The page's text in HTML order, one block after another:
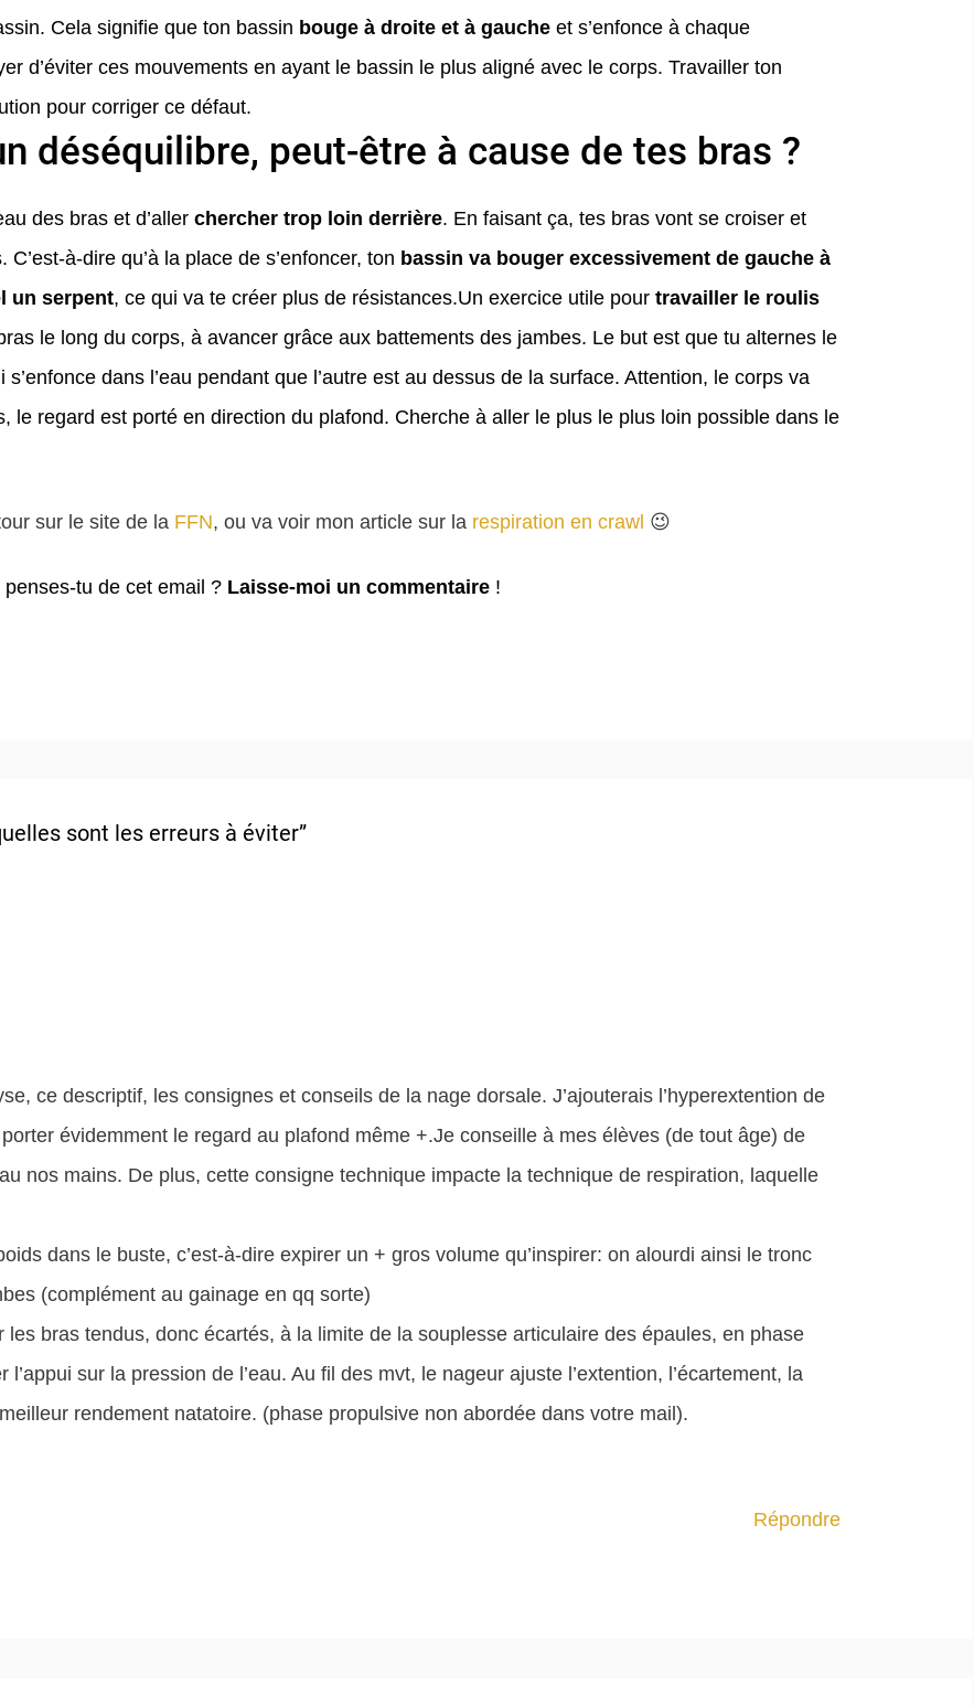
Cela signifie que ton bassin bouge à droite et à gauche et s’enfonce à chaque
d’éviter ces mouvements en ayant le bassin le plus aligné avec le corps. Travailler ton
pour corriger ce défaut.
déséquilibre, peut-être à cause de tes bras ?
des bras et d’allerchercher trop loin derrière. En faisant ça, tes bras vont se croiser et
à-dire qu’à la place de s’enfoncer, ton bassin va bouger excessivement de gauche à
un serpent, ce qui va te créer plus de résistances.Un exercice utile pourtravailler le roulis
le long du corps, à avancer grâce aux battements des jambes. Le but est que tu alternes le
dans l’eau pendant que l’autre est au dessus de la surface. Attention, le corps va
le regard est porté en direction du plafond. Cherche à aller le plus le plus loin possible dans le
sur le site de la FFN, ou va voir mon article sur la respiration en crawl 😉
tu de cet email ? Laisse-moi un commentaire !
sont les erreurs à éviter”
ce descriptif, les consignes et conseils de la nage dorsale. J’ajouterais l’hyperextention de
évidemment le regard au plafond même +.Je conseille à mes élèves (de tout âge) de
nos mains. De plus, cette consigne technique impacte la technique de respiration, laquelle
dans le buste, c’est-à-dire expirer un + gros volume qu’inspirer: on alourdi ainsi le tronc
(complément au gainage en qq sorte)
les bras tendus, donc écartés, à la limite de la souplesse articulaire des épaules, en phase
sur la pression de l’eau. Au fil des mvt, le nageur ajuste l’extention, l’écartement, la
rendement natatoire. (phase propulsive non abordée dans votre mail).
Répondre